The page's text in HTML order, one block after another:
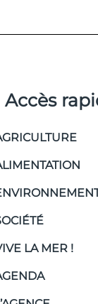
Accès
LA MER !